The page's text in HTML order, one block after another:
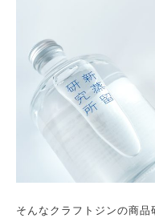
そんなクラフトジンの商